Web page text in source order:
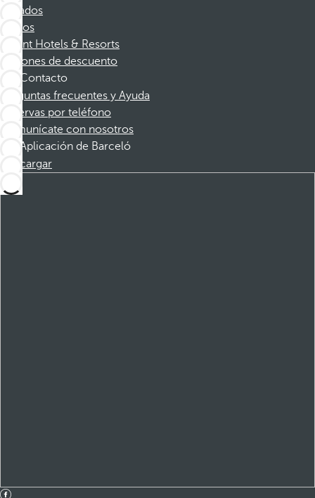
Afiliados
Socios
Dorint Hotels & Resorts
Cupones de descuento
Contacto
Preguntas frecuentes y Ayuda
Reservas por teléfono
Comunícate con nosotros
Aplicación de Barceló
Descargar